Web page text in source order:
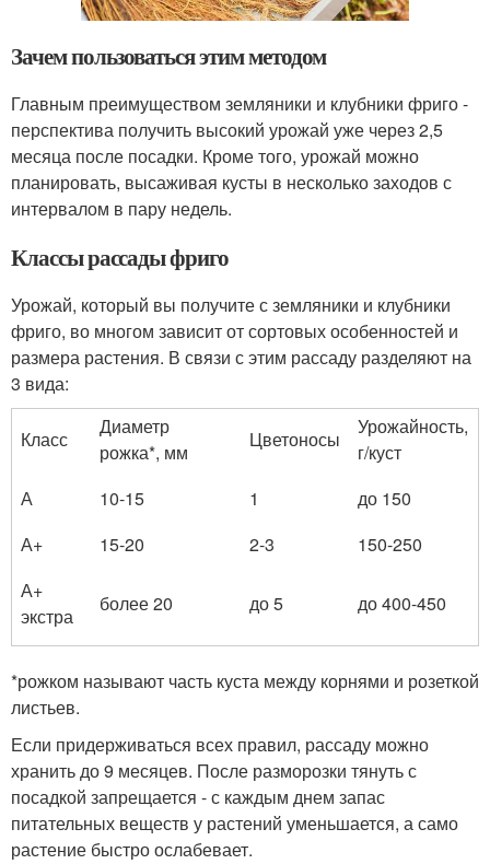
Зачем пользоваться этим методом
Главным преимуществом земляники и клубники фриго -
перспектива получить высокий урожай уже через 2,5
месяца после посадки. Кроме того, урожай можно
планировать, высаживая кусты в несколько заходов с
интервалом в пару недель.
Классы рассады фриго
Урожай, который вы получите с земляники и клубники
фриго, во многом зависит от сортовых особенностей и
размера растения. В связи с этим рассаду разделяют на
3 вида:
Класс
Диаметр
рожка*, мм
Цветоносы
Урожайность,
г/куст
А
10-15 1
до 150
А+
15-20 2-3
150-250
А+
экстра
более 20 до 5 до 400-450
*рожком называют часть куста между корнями и розеткой
листьев.
Если придерживаться всех правил, рассаду можно
хранить до 9 месяцев. После разморозки тянуть с
посадкой запрещается - с каждым днем запас
питательных веществ у растений уменьшается, а само
растение быстро ослабевает.